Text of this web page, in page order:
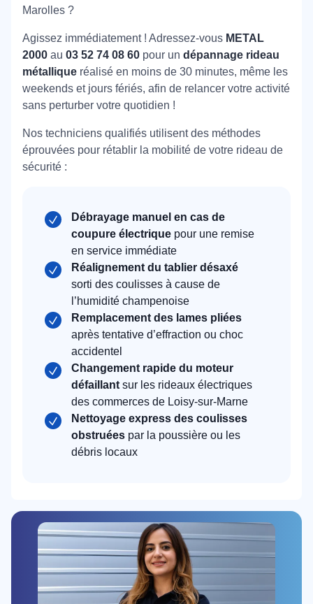
Marolles ?
Agissez immédiatement ! Adressez-vous METAL
2000 au 03 52 74 08 60 pour un dépannage rideau
métallique réalisé en moins de 30 minutes, même les
weekends et jours fériés, afin de relancer votre activité
sans perturber votre quotidien !
Nos techniciens qualifiés utilisent des méthodes
éprouvées pour rétablir la mobilité de votre rideau de
sécurité :
Débrayage manuel en cas de
coupure électrique pour une remise
en service immédiate
Réalignement du tablier désaxé
sorti des coulisses à cause de
l’humidité champenoise
Remplacement des lames pliées
après tentative d’effraction ou choc
accidentel
Changement rapide du moteur
défaillant sur les rideaux électriques
des commerces de Loisy-sur-Marne
Nettoyage express des coulisses
obstruées par la poussière ou les
débris locaux